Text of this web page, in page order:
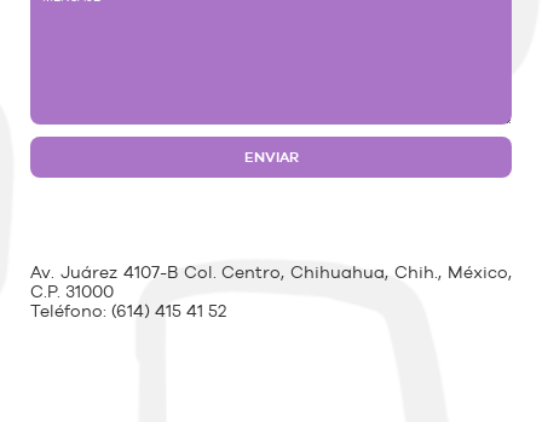
Av. Juárez 4107-B Col. Centro, Chihuahua, Chih., México,
C.P. 31000
Teléfono: (614) 415 41 52